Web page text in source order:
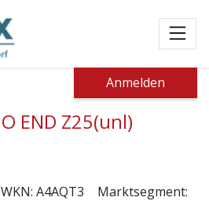
Anmelden
O END Z25(unl)
WKN: A4AQT3
Marktsegment: